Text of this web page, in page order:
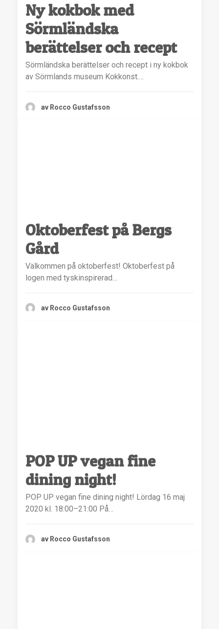
Ny kokbok med
Sörmländska
berättelser och recept
Sörmländska berättelser och recept i ny kokbok
av Sörmlands museum Kokkonst.…
av Rocco Gustafsson
Oktoberfest på Bergs
Gård
Välkommen på oktoberfest! Oktoberfest på
logen med tyskinspirerad…
av Rocco Gustafsson
POP UP vegan fine
dining night!
POP UP vegan fine dining night! Lördag 16 maj
2020 kl. 18:00–21:00 På…
av Rocco Gustafsson